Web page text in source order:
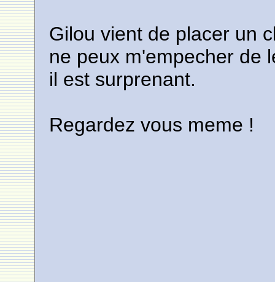
Gilou vient de placer un
ne peux m'empecher de
il est surprenant.
Regardez vous meme !